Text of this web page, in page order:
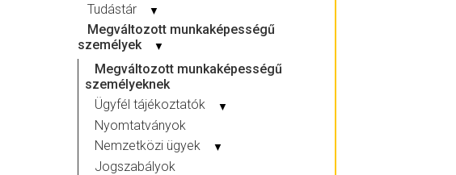
Tudástár ▼
Megváltozott munkaképességű
személyek
▼
Megváltozott munkaképességű
személyeknek
Ügyfél tájékoztatók
▼
Nyomtatványok
Nemzetközi ügyek
▼
Jogszabályok